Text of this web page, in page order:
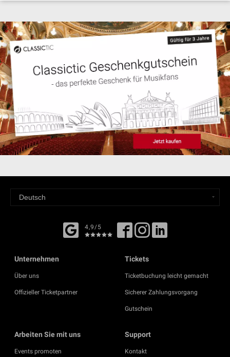
4,9/5
Unternehmen
Über uns
Offizieller Ticketpartner
Tickets
Ticketbuchung leicht gemacht
Sicherer Zahlungsvorgang
Gutschein
Arbeiten Sie mit uns
Events promoten
Support
Kontakt